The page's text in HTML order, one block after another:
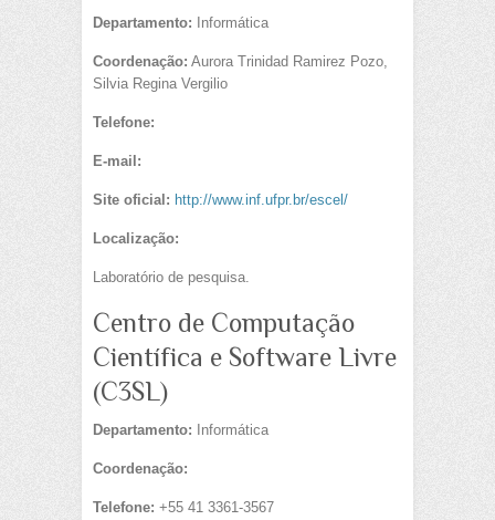
Departamento: Informática
Coordenação: Aurora Trinidad Ramirez Pozo,
Silvia Regina Vergilio
Telefone:
E-mail:
Site oficial: http://www.inf.ufpr.br/escel/
Localização:
Laboratório de pesquisa.
Centro de Computação
Científica e Software Livre
(C3SL)
Departamento: Informática
Coordenação:
Telefone: +55 41 3361-3567